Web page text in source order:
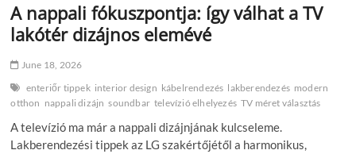
A nappali fókuszpontja: így válhat a TV
lakótér dizájnos elemévé
June 18, 2026
enteriőr tippek interior design kábelrendezés lakberendezés modern
otthon nappali dizájn soundbar televízió elhelyezés TV méret választás
A televízió ma már a nappali dizájnjának kulcseleme.
Lakberendezési tippek az LG szakértőjétől a harmonikus,